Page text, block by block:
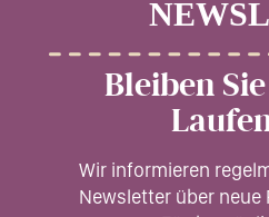
Bleiben
Wir informieren
Newsletter über neue